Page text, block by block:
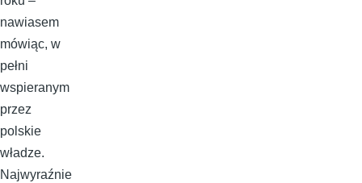
nawiasem
mówiąc, w
pełni
wspieranym
przez
polskie
władze.
Najwyraźnie